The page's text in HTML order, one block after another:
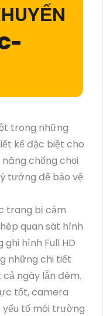
trong những
kế đặc biệt cho
chống chọi
tưởng để bảo vệ
trang bị cảm
quan sát hình
hình Full HD
những chi tiết
ngày lẫn đêm.
tốt, camera
tố môi trường